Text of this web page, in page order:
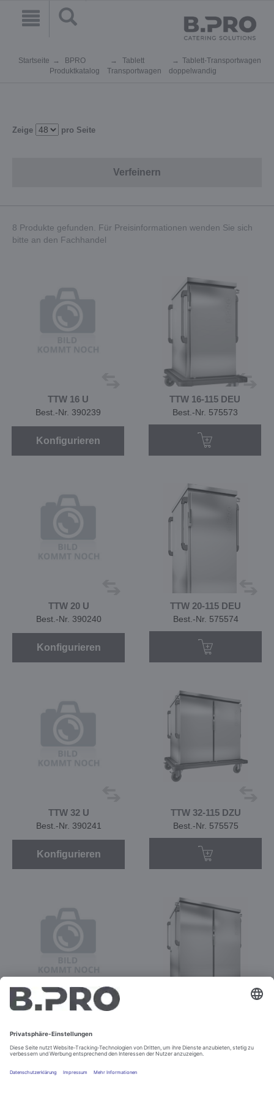
Startseite
BPRO
Produktkatalog
Tablett
Transportwagen
Tablett-Transportwagen
doppelwandig
Zeige pro Seite
Verfeinern
8 Produkte gefunden. Für Preisinformationen wenden Sie sich
bitte an den Fachhandel
TTW 16 U
Best.-Nr. 390239
Konfigurieren
TTW 16-115 DEU
Best.-Nr. 575573
TTW 20 U
Best.-Nr. 390240
Konfigurieren
TTW 20-115 DEU
Best.-Nr. 575574
TTW 32 U
Best.-Nr. 390241
Konfigurieren
TTW 32-115 DZU
Best.-Nr. 575575
Best.-Nr. 390242